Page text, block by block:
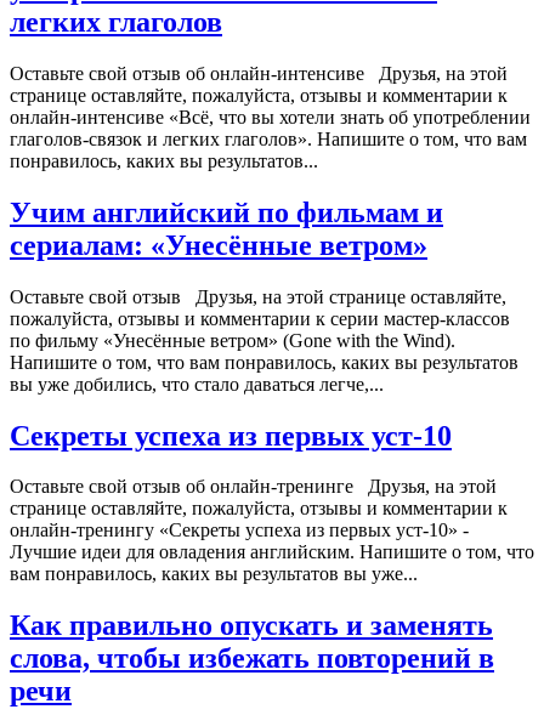
легких глаголов
Оставьте свой отзыв об онлайн-интенсиве Друзья, на этой
странице оставляйте, пожалуйста, отзывы и комментарии к
онлайн-интенсиве «Всё, что вы хотели знать об употреблении
глаголов-связок и легких глаголов». Напишите о том, что вам
понравилось, каких вы результатов...
Учим английский по фильмам и
сериалам: «Унесённые ветром»
Оставьте свой отзыв Друзья, на этой странице оставляйте,
пожалуйста, отзывы и комментарии к серии мастер-классов
по фильму «Унесённые ветром» (Gone with the Wind).
Напишите о том, что вам понравилось, каких вы результатов
вы уже добились, что стало даваться легче,...
Секреты успеха из первых уст-10
Оставьте свой отзыв об онлайн-тренинге Друзья, на этой
странице оставляйте, пожалуйста, отзывы и комментарии к
онлайн-тренингу «Секреты успеха из первых уст-10» -
Лучшие идеи для овладения английским. Напишите о том, что
вам понравилось, каких вы результатов вы уже...
Как правильно опускать и заменять
слова, чтобы избежать повторений в
речи